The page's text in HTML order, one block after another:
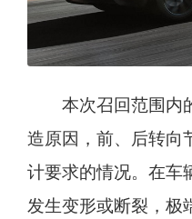
本次召回范围内的
造原因，前、后转向
计要求的情况。在车
发生变形或断裂，极